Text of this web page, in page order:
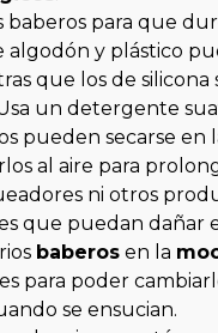
baberos para que
algodón y plástico
que los de silicona
un detergente
pueden secarse en
al aire para
ni otros
que puedan dañar
baberos en la
para poder
se ensucian.